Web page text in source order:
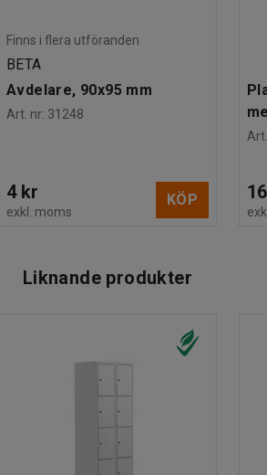
Finns i flera utföranden
BETA
Avdelare, 90x95 mm
Art. nr: 31248
4 kr
exkl. moms
KÖP
Liknande produkter